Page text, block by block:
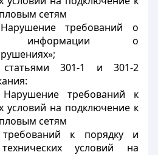
сетям
требований о
информации о
301-1 и 301-2
Нарушение требований к
условий на подключение к
сетям
к порядку и
условий на